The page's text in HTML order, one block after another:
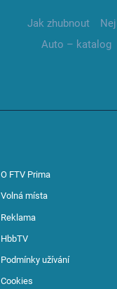
Jak zhubnout
Auto – katalog
O FTV Prima
Volná místa
Reklama
HbbTV
Podmínky užívání
Cookies